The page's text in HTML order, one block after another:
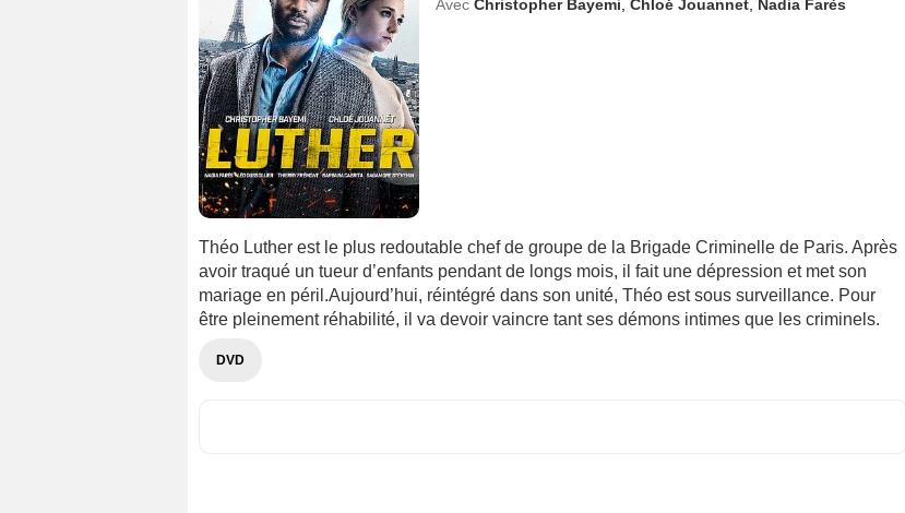
Avec Christopher Bayemi Chloé Jouannet, Nadia Farès
Théo Luther est le plus redoutable chef de groupe de la Brigade Criminelle de Paris. Après
avoir traqué un tueur d’enfants pendant de longs mois, il fait une dépression et met son
mariage en péril.Aujourd’hui, réintégré dans son unité, Théo est sous surveillance. Pour
être pleinement réhabilité, il va devoir vaincre tant ses démons intimes que les criminels.
DVD